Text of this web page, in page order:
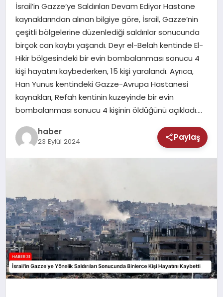
MAGAZIN
SAĞLIK
TEKNOLOJI
İsrail’in Gazze’ye Saldırıları Devam Ediyor Hastane
kaynaklarından alınan bilgiye göre, İsrail, Gazze’nin
çeşitli bölgelerine düzenlediği saldırılar sonucunda
birçok can kaybı yaşandı. Deyr el-Belah kentinde El-
Hikir bölgesindeki bir evin bombalanması sonucu 4
kişi hayatını kaybederken, 15 kişi yaralandı. Ayrıca,
Han Yunus kentindeki Gazze-Avrupa Hastanesi
kaynakları, Refah kentinin kuzeyinde bir evin
bombalanması sonucu 4 kişinin öldüğünü açıkladı….
haber
23 Eylül 2024 Paylaş